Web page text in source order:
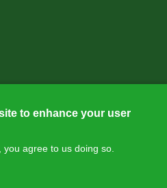
to enhance your user
agree to us doing so.